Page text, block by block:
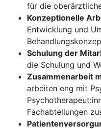
für die
Konzeptionelle
Entwicklung und
Schulung der
die Schulung und
Zusammenarbeit
arbeiten eng mit
Fachabteilungen